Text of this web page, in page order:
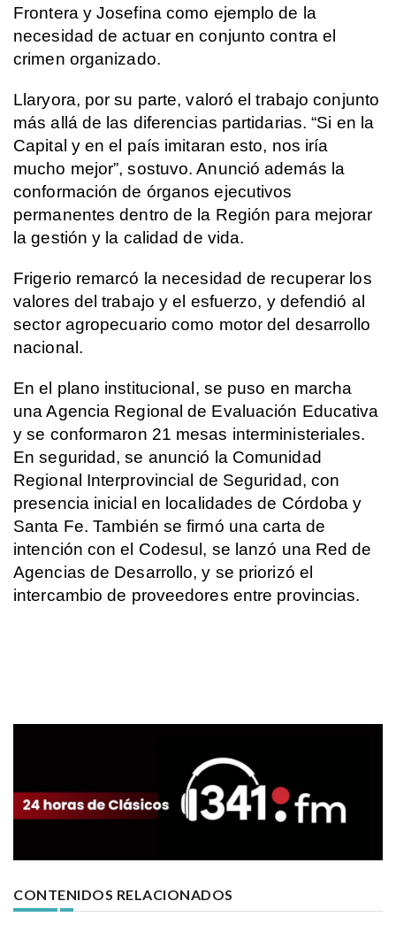
Frontera y Josefina como ejemplo de la
necesidad de actuar en conjunto contra el
crimen organizado.
Llaryora, por su parte, valoró el trabajo conjunto
más allá de las diferencias partidarias. “Si en la
Capital y en el país imitaran esto, nos iría
mucho mejor”, sostuvo. Anunció además la
conformación de órganos ejecutivos
permanentes dentro de la Región para mejorar
la gestión y la calidad de vida.
Frigerio remarcó la necesidad de recuperar los
valores del trabajo y el esfuerzo, y defendió al
sector agropecuario como motor del desarrollo
nacional.
En el plano institucional, se puso en marcha
una Agencia Regional de Evaluación Educativa
y se conformaron 21 mesas interministeriales.
En seguridad, se anunció la Comunidad
Regional Interprovincial de Seguridad, con
presencia inicial en localidades de Córdoba y
Santa Fe. También se firmó una carta de
intención con el Codesul, se lanzó una Red de
Agencias de Desarrollo, y se priorizó el
intercambio de proveedores entre provincias.
CONTENIDOS RELACIONADOS